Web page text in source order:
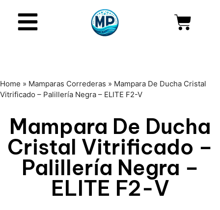
Home » Mamparas Correderas » Mampara De Ducha Cristal
Vitrificado – Palillería Negra – ELITE F2-V
Mampara De Ducha
Cristal Vitrificado –
Palillería Negra –
ELITE F2-V